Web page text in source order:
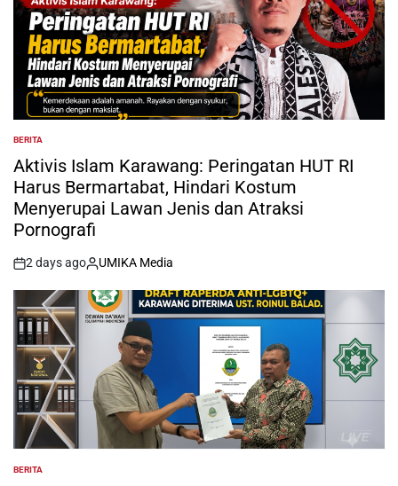
POSTED
IN
BERITA
Aktivis Islam Karawang: Peringatan HUT RI
Harus Bermartabat, Hindari Kostum
Menyerupai Lawan Jenis dan Atraksi
Pornografi
on
2 days ago
Posted
by
UMIKA Media
POSTED
BERITA